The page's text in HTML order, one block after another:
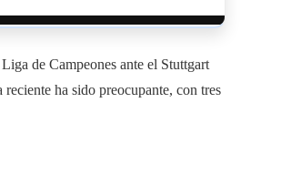
de Campeones ante el Stuttgart
ha sido preocupante, con tres